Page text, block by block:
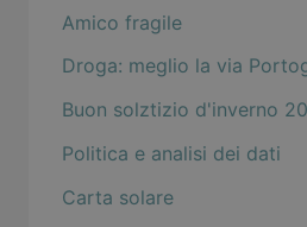
Amico fragile
Droga: meglio la via
Buon solztizio d'inverno
Politica e analisi dei dati
Carta solare